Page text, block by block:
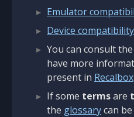
Emulator
Device compatibility
You can consult the
have more
present in Recalbox
If some termsare
the glossarycan be